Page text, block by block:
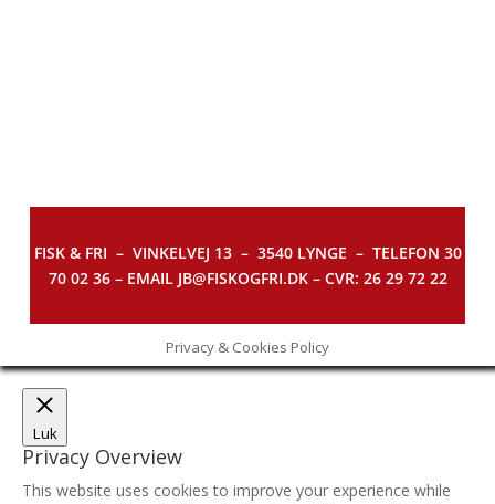
FISK & FRI – VINKELVEJ 13 – 3540 LYNGE – TELEFON 30
70 02 36 – EMAIL JB@FISKOGFRI.DK – CVR: 26 29 72 22
Privacy & Cookies Policy
Luk
Privacy Overview
This website uses cookies to improve your experience while